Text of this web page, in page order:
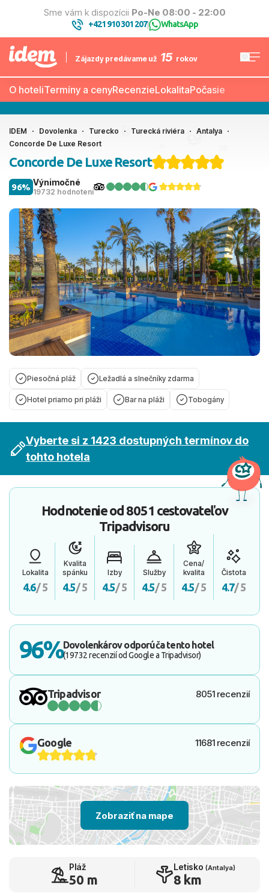
Sme vám k dispozícii Po-Ne 08:00 - 22:00
+421 910 301 207| WhatsApp
Zájazdy predávame už 15 rokov
O hoteliTermíny a cenyRecenzieLokalitaPočasie
IDEM Dovolenka Turecko Turecká riviéra
Antalya
Concorde De Luxe Resort
Concorde De Luxe Resort
Výnimočné
19732 hodnotení
96%
Piesočná pláž Ležadlá a slnečníky zdarma
Hotel priamo pri pláži Bar na pláži Tobogány
Vyberte si z 1423 dostupných termínov do
tohto hotela
Hodnotenie od 8051 cestovateľov
Tripadvisoru
Lokalita
4.6/ 5
Kvalita
spánku
4.5/ 5
Izby
4.5/ 5
Služby
4.5/ 5
Cena/
kvalita
4.5/ 5
Čistota
4.7/ 5
96%Dovolenkárov odporúča tento hotel
(19732 recenzií od Google a Tripadvisor)
Tripadvisor 8051 recenzií
Google 11681 recenzií
Zobraziť na mape
Pláž
50 m
Letisko (Antalya)
8 km